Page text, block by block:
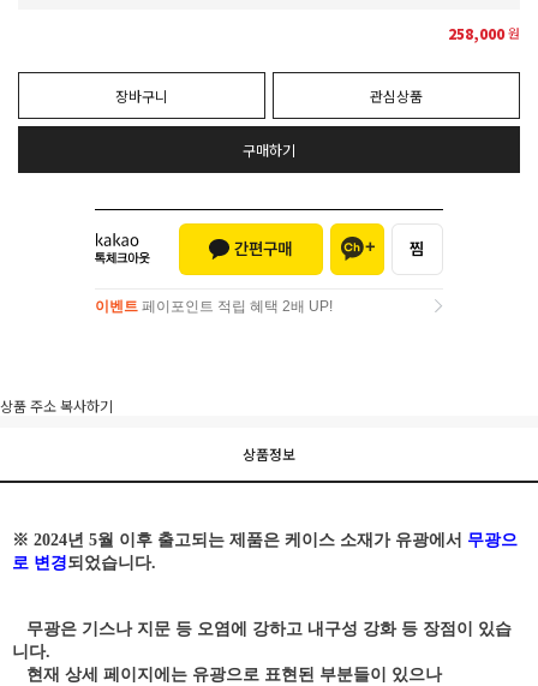
258,000원
장바구니 관심상품
구매하기
이벤트 페이포인트 적립 혜택 2배 UP!
상품 주소 복사하기
상품정보
※ 2024년 5월 이후 출고되는 제품은 케이스 소재가 유광에서 무광으
로 변경되었습니다.
무광은 기스나 지문 등 오염에 강하고 내구성 강화 등 장점이 있습
니다.
현재 상세 페이지에는 유광으로 표현된 부분들이 있으나